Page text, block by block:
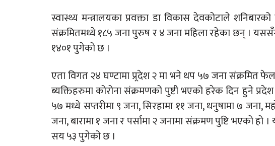
स्वास्थ्य मन्त्रालयका प्रवक्ता डा विकास देवकोटाले शनिबारको
संक्रमितमध्ये १८५ जना पुरुष र ४ जना महिला रहेका छन् ।
१४०१ पुगेको छ ।
एता विगत २४ घण्टामा प्र्रदेश २ मा भने थप ५७ जना संक्रमित
ब्यक्तिहरुमा कोरोना संक्रमणको पुष्टी भएको हरेक दिन हुने प्रदेश
५७ मध्ये सप्तरीमा ९ जना, सिरहामा ११ जना, धनुषामा ७ जना,
जना, बारामा १ जना र पर्सामा २ जनामा संक्रमण पुष्टि भएको
सय ५३ पुगेको छ ।